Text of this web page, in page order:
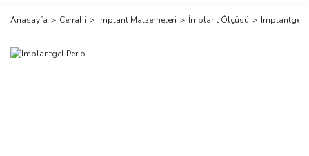
Anasayfa Cerrahi İmplant Malzemeleri İmplant Ölçüsü Implantgel